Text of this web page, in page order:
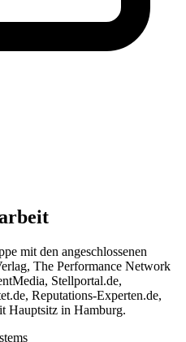
mit den angeschlossenen
The Performance Network
Stellportal.de,
Reputations-Experten.de,
Hauptsitz in Hamburg.